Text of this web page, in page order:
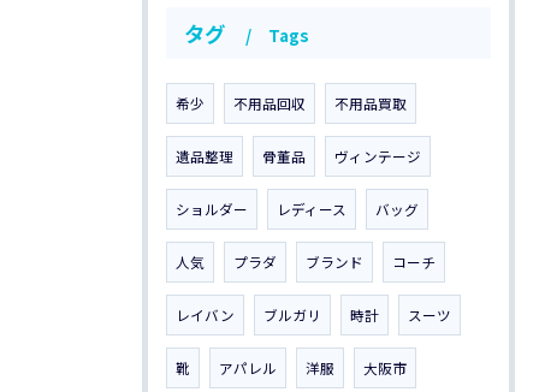
タグ Tags
希少 不用品回収 不用品買取
遺品整理 骨董品 ヴィンテージ
ショルダー レディース バッグ
人気 プラダ ブランド コーチ
レイバン ブルガリ 時計 スーツ
靴 アパレル 洋服 大阪市